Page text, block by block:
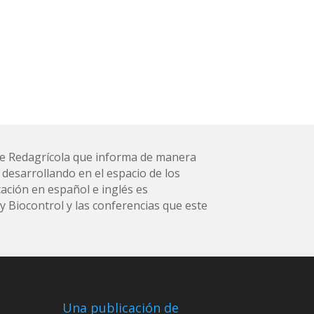
que informa de manera
en el espacio de los
en español e inglés es
Biocontrol y las conferencias que este
Una publicación de